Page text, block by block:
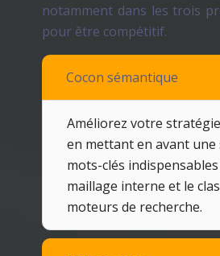
notamment dans les trois
pour être compétitif.
Cocon sémantique
Améliorez votre
en mettant en avant une
mots-clés
maillage interne et le
moteurs de recherche.